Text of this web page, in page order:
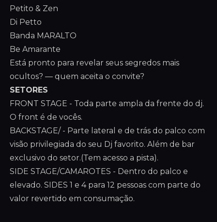
Petito & Zen
Di Petto
Banda MARALTO
Be Amarante
Está pronto para revelar seus segredos mais
ocultos? — quem aceita o convite?
SETORES
FRONT STAGE - Toda parte ampla da frente do dj.
O front é de vocês.
BACKSTAGE/ - Parte lateral e de trás do palco com
visão privilegiada do seu Dj favorito. Além de bar
exclusivo do setor.(Tem acesso a pista).
SIDE STAGE/CAMAROTES - Dentro do palco e
elevado. SIDES 1 e 4 para 12 pessoas com parte do
valor revertido em consumação.